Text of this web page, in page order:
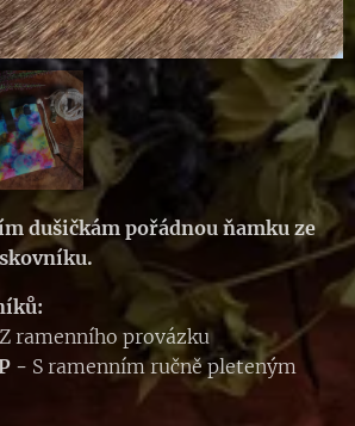
dušičkám pořádnou ňamku ze
ramenního provázku
- S ramenním ručně pleteným